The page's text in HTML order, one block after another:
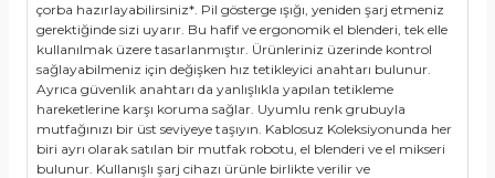
çorba hazırlayabilirsiniz*. Pil gösterge ışığı, yeniden şarj etmeniz
gerektiğinde sizi uyarır. Bu hafif ve ergonomik el blenderi, tek elle
kullanılmak üzere tasarlanmıştır. Ürünleriniz üzerinde kontrol
sağlayabilmeniz için değişken hız tetikleyici anahtarı bulunur.
Ayrıca güvenlik anahtarı da yanlışlıkla yapılan tetikleme
hareketlerine karşı koruma sağlar. Uyumlu renk grubuyla
mutfağınızı bir üst seviyeye taşıyın. Kablosuz Koleksiyonunda her
biri ayrı olarak satılan bir mutfak robotu, el blenderi ve el mikseri
bulunur. Kullanışlı şarj cihazı ürünle birlikte verilir ve